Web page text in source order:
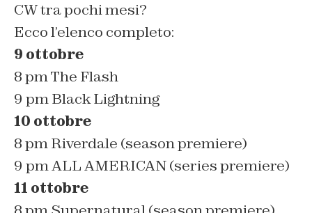
CW tra pochi mesi?
Ecco l’elenco completo:
9 ottobre
8 pmThe Flash
9 pmBlack Lightning
10 ottobre
8 pmRiverdale (season premiere)
9 pmALL AMERICAN(series premiere)
11 ottobre